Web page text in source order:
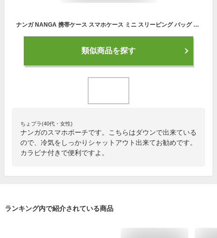
ナンガ NANGA 携帯ケース スマホケース ミニ スリーピング バッグ フォンケース メンズ レディース 2022年秋冬新作 防水 カラビナ付き アクセサリーポーチ 小物入れ 黒 紺 ブラック ベージュ MINI SLEEPING BAG PHONE CASE [メール便発送]
類似商品を探す
ちょプラ(40代・女性)
ナンガのスマホポーチです。こちらはダウンで出来ている
ので、冷気をしっかりシャットアウト出来てお勧めです。
カラビナ付きで便利ですよ。
ランキング内で紹介されている商品